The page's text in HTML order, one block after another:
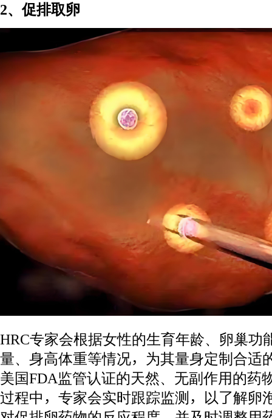
2、促排取卵
HRC专家会根据女性的生育年龄、卵巢功
量、身高体重等情况，为其量身定制合适
美国FDA监管认证的天然、无副作用的药
过程中，专家会实时跟踪监测，以了解卵